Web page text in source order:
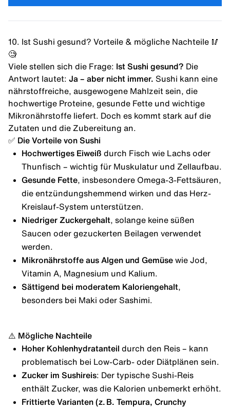
10. Ist Sushi gesund? Vorteile & mögliche Nachteile 🥢
🧐
Viele stellen sich die Frage: Ist Sushi gesund? Die
Antwort lautet: Ja – aber nicht immer. Sushi kann eine
nährstoffreiche, ausgewogene Mahlzeit sein, die
hochwertige Proteine, gesunde Fette und wichtige
Mikronährstoffe liefert. Doch es kommt stark auf die
Zutaten und die Zubereitung an.
✅ Die Vorteile von Sushi
Hochwertiges Eiweiß durch Fisch wie Lachs oder
Thunfisch – wichtig für Muskulatur und Zellaufbau.
Gesunde Fette, insbesondere Omega-3-Fettsäuren,
die entzündungshemmend wirken und das Herz-
Kreislauf-System unterstützen.
Niedriger Zuckergehalt, solange keine süßen
Saucen oder gezuckerten Beilagen verwendet
werden.
Mikronährstoffeaus Algen und Gemüsewie Jod,
Vitamin A, Magnesium und Kalium.
Sättigend bei moderatem Kaloriengehalt,
besonders bei Maki oder Sashimi.
⚠️ Mögliche Nachteile
Hoher Kohlenhydratanteil durch den Reis – kann
problematisch bei Low-Carb- oder Diätplänen sein.
Zuckerim Sushireis: Der typische Sushi-Reis
enthält Zucker, was die Kalorien unbemerkt erhöht.
Frittierte Varianten (z. B. Tempura, Crunchy